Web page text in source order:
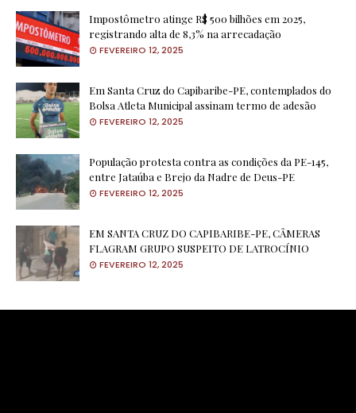
Impostômetro atinge R$ 500 bilhões em 2025,
registrando alta de 8,3% na arrecadação
FEVEREIRO 12, 2025
Em Santa Cruz do Capibaribe-PE, contemplados do
Bolsa Atleta Municipal assinam termo de adesão
FEVEREIRO 12, 2025
População protesta contra as condições da PE-145,
entre Jataúba e Brejo da Nadre de Deus-PE
FEVEREIRO 12, 2025
EM SANTA CRUZ DO CAPIBARIBE-PE, CÂMERAS
FLAGRAM GRUPO SUSPEITO DE LATROCÍNIO
FEVEREIRO 12, 2025